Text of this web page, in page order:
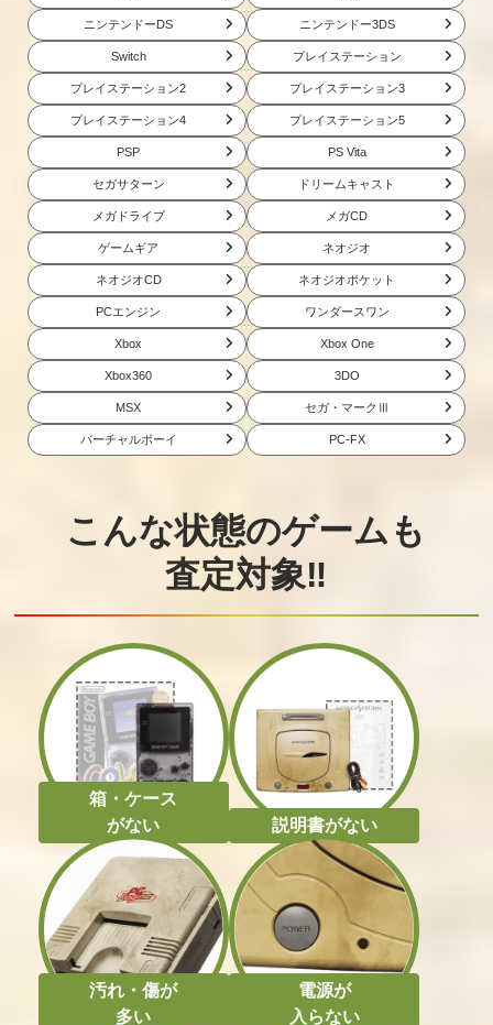
ニンテンドーDS ニンテンドー3DS
Switch プレイステーション
プレイステーション2 プレイステーション3
プレイステーション4 プレイステーション5
PSP PS Vita
セガサターン ドリームキャスト
メガドライブ メガCD
ゲームギア ネオジオ
ネオジオCD ネオジオポケット
PCエンジン ワンダースワン
Xbox Xbox One
Xbox360 3DO
MSX セガ・マークⅢ
バーチャルボーイ PC-FX
こんな状態のゲームも
査定対象‼
箱・ケース
がない
説明書がない
汚れ・傷が
多い
電源が
入らない